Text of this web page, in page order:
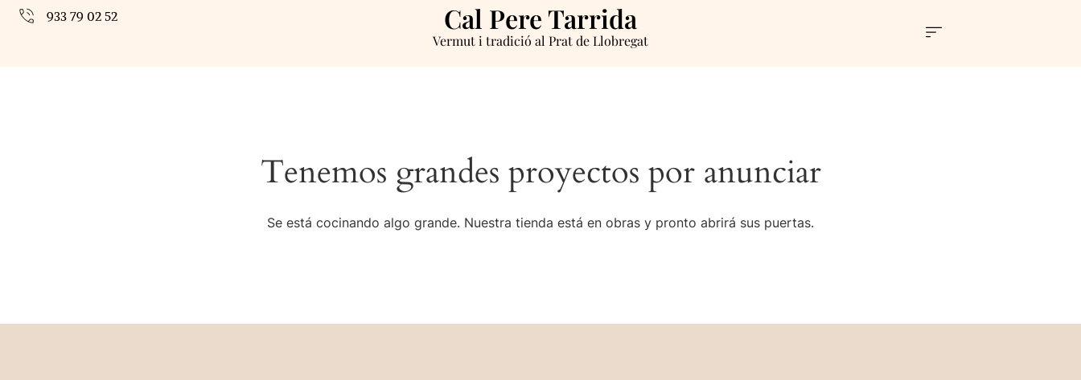
933 79 02 52 Cal Pere Tarrida
Vermut i tradició al Prat de Llobregat
Tenemos grandes proyectos por anunciar
Se está cocinando algo grande. Nuestra tienda está en obras y pronto abrirá sus puertas.